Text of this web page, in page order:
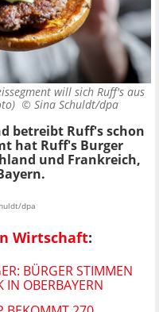
will sich Ruff's aus
© Sina Schuldt/dpa
betreibt Ruff's schon
hat Ruff's Burger
und Frankreich,
dpa
Wirtschaft:
BÜRGER STIMMEN
IN OBERBAYERN